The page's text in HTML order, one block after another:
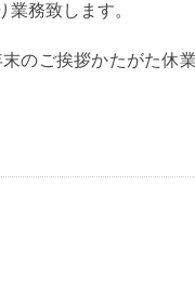
務致します。
のご挨拶かたがた休